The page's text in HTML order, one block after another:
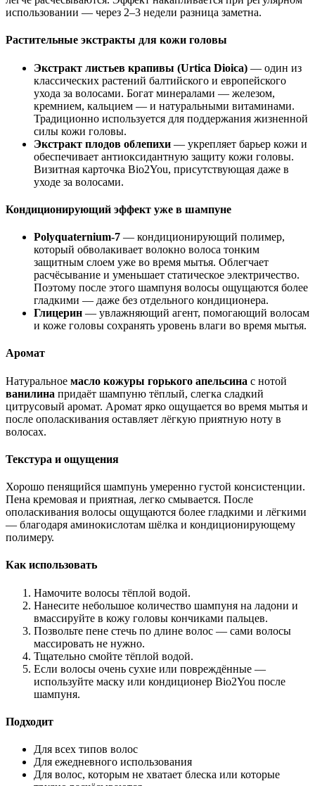
использовании — через 2–3 недели разница заметна.
Растительные экстракты для кожи головы
Экстракт листьев крапивы (Urtica Dioica) — один из
классических растений балтийского и европейского
ухода за волосами. Богат минералами — железом,
кремнием, кальцием — и натуральными витаминами.
Традиционно используется для поддержания жизненной
силы кожи головы.
Экстракт плодов облепихи — укрепляет барьер кожи и
обеспечивает антиоксидантную защиту кожи головы.
Визитная карточка Bio2You, присутствующая даже в
уходе за волосами.
Кондиционирующий эффект уже в шампуне
Polyquaternium-7 — кондиционирующий полимер,
который обволакивает волокно волоса тонким
защитным слоем уже во время мытья. Облегчает
расчёсывание и уменьшает статическое электричество.
Поэтому после этого шампуня волосы ощущаются более
гладкими — даже без отдельного кондиционера.
Глицерин — увлажняющий агент, помогающий волосам
и коже головы сохранять уровень влаги во время мытья.
Аромат
Натуральное масло кожуры горького апельсина с нотой
ванилина придаёт шампуню тёплый, слегка сладкий
цитрусовый аромат. Аромат ярко ощущается во время мытья и
после ополаскивания оставляет лёгкую приятную ноту в
волосах.
Текстура и ощущения
Хорошо пенящийся шампунь умеренно густой консистенции.
Пена кремовая и приятная, легко смывается. После
ополаскивания волосы ощущаются более гладкими и лёгкими
— благодаря аминокислотам шёлка и кондиционирующему
полимеру.
Как использовать
Намочите волосы тёплой водой.
Нанесите небольшое количество шампуня на ладони и
вмассируйте в кожу головы кончиками пальцев.
Позвольте пене стечь по длине волос — сами волосы
массировать не нужно.
Тщательно смойте тёплой водой.
Если волосы очень сухие или повреждённые —
используйте маску или кондиционер Bio2You после
шампуня.
Подходит
Для всех типов волос
Для ежедневного использования
Для волос, которым не хватает блеска или которые